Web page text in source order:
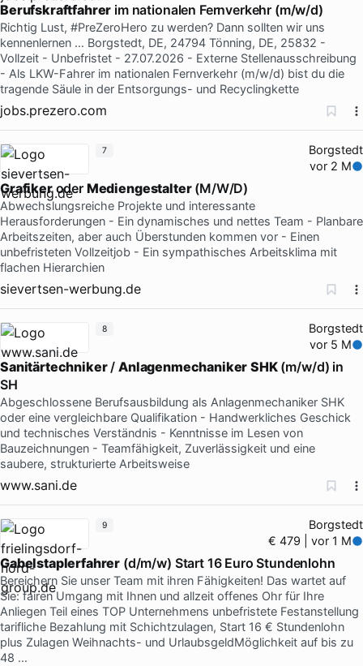
Berufskraftfahrer im nationalen Fernverkehr (m/w/d)
Richtig Lust, #PreZeroHero zu werden? Dann sollten wir uns
kennenlernen … Borgstedt, DE, 24794 Tönning, DE, 25832 -
Vollzeit - Unbefristet - 27.07.2026 - Externe Stellenausschreibung
- Als LKW-Fahrer im nationalen Fernverkehr (m/w/d) bist du die
tragende Säule in der Entsorgungs- und Recyclingkette
jobs.prezero.com
Borgstedt
vor 2 M
Grafikeroder Mediengestalter(M/W/D)
Abwechslungsreiche Projekte und interessante
Herausforderungen - Ein dynamisches und nettes Team - Planbare
Arbeitszeiten, aber auch Überstunden kommen vor - Einen
unbefristeten Vollzeitjob - Ein sympathisches Arbeitsklima mit
flachen Hierarchien
sievertsen-werbung.de
7
Borgstedt
vor 5 M
Sanitärtechniker/ Anlagenmechaniker SHK(m/w/d) in
SH
Abgeschlossene Berufsausbildung als Anlagenmechaniker SHK
oder eine vergleichbare Qualifikation - Handwerkliches Geschick
und technisches Verständnis - Kenntnisse im Lesen von
Bauzeichnungen - Teamfähigkeit, Zuverlässigkeit und eine
saubere, strukturierte Arbeitsweise
www.sani.de
8
Borgstedt
€ 479 | vor 1 M
Gabelstaplerfahrer (d/m/w) Start 16 Euro Stundenlohn
Bereichern Sie unser Team mit ihren Fähigkeiten! Das wartet auf
Sie: fairen Umgang mit Ihnen und allzeit offenes Ohr für Ihre
Anliegen Teil eines TOP Unternehmens unbefristete Festanstellung
tarifliche Bezahlung mit Schichtzulagen, Start 16 € Stundenlohn
plus Zulagen Weihnachts- und UrlaubsgeldMöglichkeit auf bis zu
48 …
9